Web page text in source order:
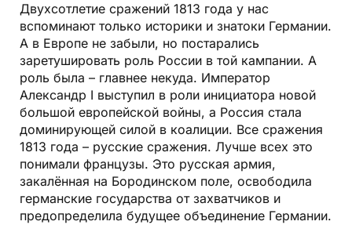
Двухсотлетие сражений 1813 года у нас
вспоминают только историки и знатоки Германии.
А в Европе не забыли, но постарались
заретушировать роль России в той кампании. А
роль была – главнее некуда. Император
Александр I выступил в роли инициатора новой
большой европейской войны, а Россия стала
доминирующей силой в коалиции. Все сражения
1813 года – русские сражения. Лучше всех это
понимали французы. Это русская армия,
закалённая на Бородинском поле, освободила
германские государства от захватчиков и
предопределила будущее объединение Германии.